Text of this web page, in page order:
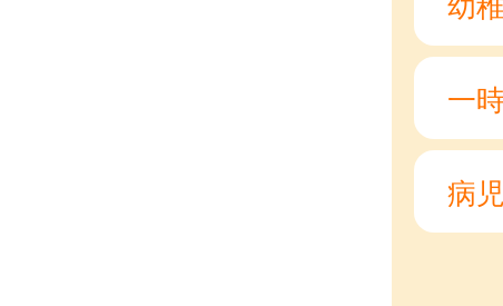
一
病